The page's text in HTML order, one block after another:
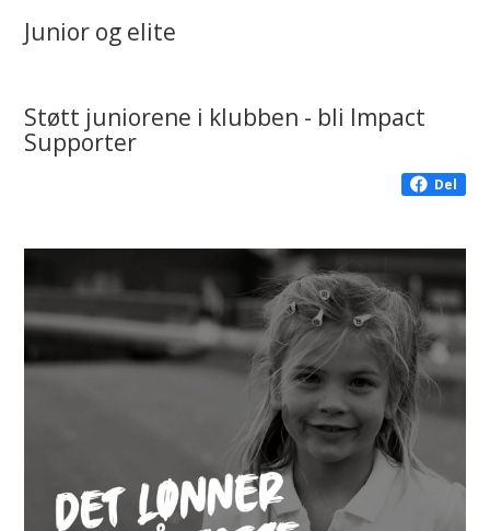
Junior og elite
Støtt juniorene i klubben - bli Impact
Supporter
Del